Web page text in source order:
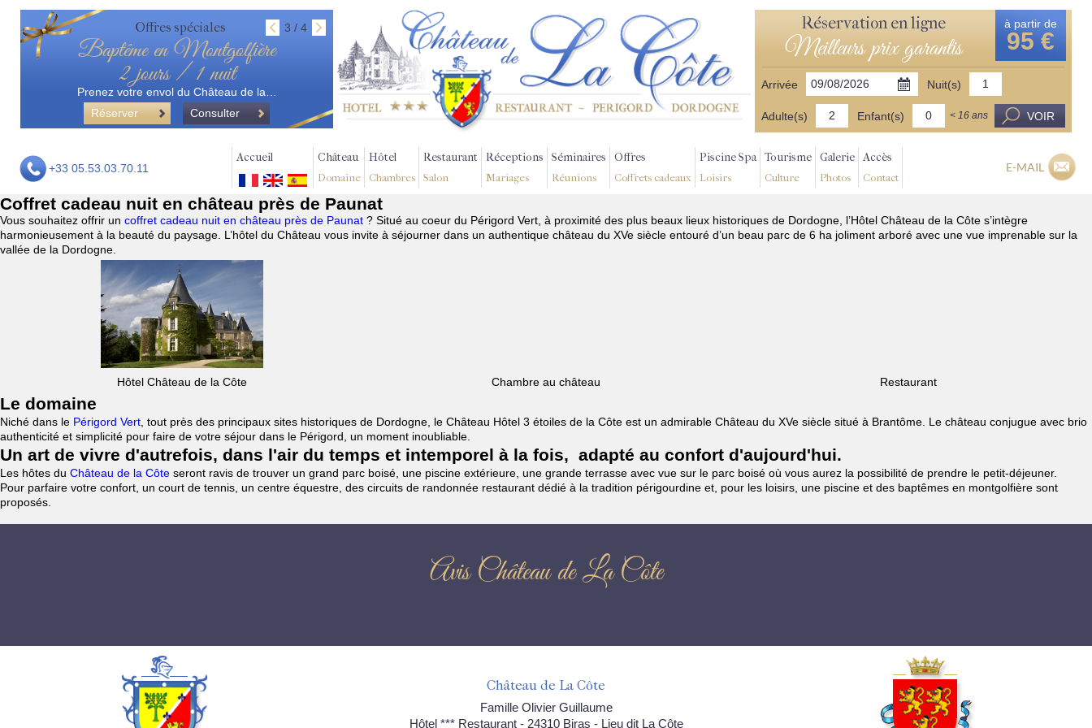
Offres spéciales 3 / 4
Baptême en Montgolfière
2 jours / 1 nuit
Prenez votre envol du Château de la…
Réserver
Consulter
Réservation en ligne
Meilleurs prix garantis
à partir de
95 €
Arrivée Nuit(s)
Adulte(s) Enfant(s) < 16 ans VOIR
+33 05.53.03.70.11
Accueil Château
Domaine
Hôtel
Chambres
Restaurant
Salon
Réceptions
Mariages
Séminaires
Réunions
Offres
Coffrets cadeaux
Piscine Spa
Loisirs
Tourisme
Culture
Galerie
Photos
Accès
Contact
E-MAIL
Coffret cadeau nuit en château près de Paunat
Vous souhaitez offrir un coffret cadeau nuit en château près de Paunat ? Situé au coeur du Périgord Vert, à proximité des plus beaux lieux historiques de Dordogne, l’Hôtel Château de la Côte s’intègre
harmonieusement à la beauté du paysage. L’hôtel du Château vous invite à séjourner dans un authentique château du XVe siècle entouré d’un beau parc de 6 ha joliment arboré avec une vue imprenable sur la
vallée de la Dordogne.
Hôtel Château de la Côte Chambre au château Restaurant
Le domaine
Niché dans le Périgord Vert , tout près des principaux sites historiques de Dordogne, le Château Hôtel 3 étoiles de la Côte est un admirable Château du XVe siècle situé à Brantôme. Le château conjugue avec brio
authenticité et simplicité pour faire de votre séjour dans le Périgord, un moment inoubliable.
Un art de vivre d'autrefois, dans l'air du temps et intemporel à la fois, adapté au confort d'aujourd'hui.
Les hôtes du Château de la Côte seront ravis de trouver un grand parc boisé, une piscine extérieure, une grande terrasse avec vue sur le parc boisé où vous aurez la possibilité de prendre le petit-déjeuner.
Pour parfaire votre confort, un court de tennis, un centre équestre, des circuits de randonnée restaurant dédié à la tradition périgourdine et, pour les loisirs, une piscine et des baptêmes en montgolfière sont
proposés.
Avis Château de La Côte
Château de La Côte
Famille Olivier Guillaume
Hôtel *** Restaurant - 24310 Biras - Lieu dit La Côte